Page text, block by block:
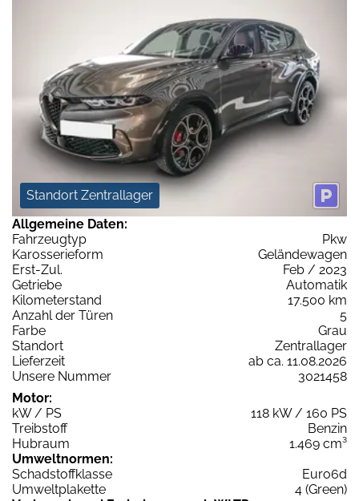
Standort Zentrallager
Allgemeine Daten:
Fahrzeugtyp
Pkw
Karosserieform
Geländewagen
Erst-Zul.
Feb / 2023
Getriebe
Automatik
Kilometerstand
17.500 km
Anzahl der Türen
5
Farbe
Grau
Standort
Zentrallager
Lieferzeit
ab ca. 11.08.2026
Unsere Nummer
3021458
Motor:
kW / PS
118 kW / 160 PS
Treibstoff
Benzin
Hubraum
1.469 cm³
Umweltnormen:
Schadstoffklasse
Euro6d
Umweltplakette
4 (Green)